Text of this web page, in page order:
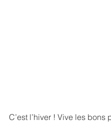
C’est l’hiver ! Vive les bons